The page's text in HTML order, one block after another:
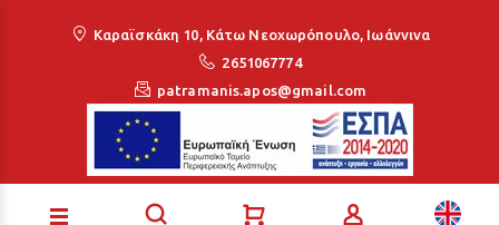
Καραϊσκάκη 10, Κάτω Νεοχωρόπουλο, Ιωάννινα
2651067774
patramanis.apos@gmail.com